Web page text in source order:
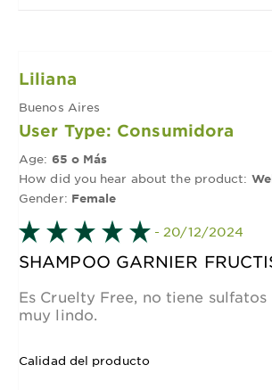
Liliana
Buenos Aires
User Type: Consumidora
Age: 65 o Más
How did you hear about the product:
Gender: Female
- 20/12/2024
SHAMPOO GARNIER
Es Cruelty Free, no tiene
muy lindo.
Calidad del producto